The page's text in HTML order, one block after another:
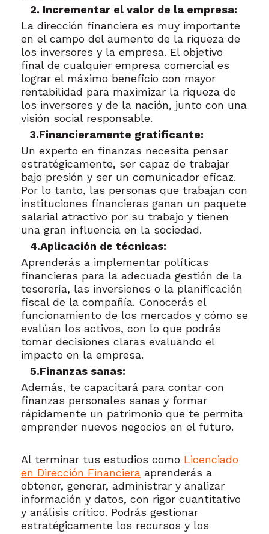
2. Incrementar el valor de la empresa:
La dirección financiera es muy importante
en el campo del aumento de la riqueza de
los inversores y la empresa. El objetivo
final de cualquier empresa comercial es
lograr el máximo beneficio con mayor
rentabilidad para maximizar la riqueza de
los inversores y de la nación, junto con una
visión social responsable.
3.Financieramente gratificante:
Un experto en finanzas necesita pensar
estratégicamente, ser capaz de trabajar
bajo presión y ser un comunicador eficaz.
Por lo tanto, las personas que trabajan con
instituciones financieras ganan un paquete
salarial atractivo por su trabajo y tienen
una gran influencia en la sociedad.
4.Aplicación de técnicas:
Aprenderás a implementar políticas
financieras para la adecuada gestión de la
tesorería, las inversiones o la planificación
fiscal de la compañía. Conocerás el
funcionamiento de los mercados y cómo se
evalúan los activos, con lo que podrás
tomar decisiones claras evaluando el
impacto en la empresa.
5.Finanzas sanas:
Además, te capacitará para contar con
finanzas personales sanas y formar
rápidamente un patrimonio que te permita
emprender nuevos negocios en el futuro.
Al terminar tus estudios como Licenciado
en Dirección Financiera aprenderás a
obtener, generar, administrar y analizar
información y datos, con rigor cuantitativo
y análisis crítico. Podrás gestionar
estratégicamente los recursos y los